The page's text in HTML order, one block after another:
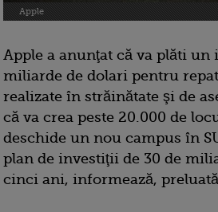
Apple
Apple a anunţat că va plăti un
miliarde de dolari pentru
realizate în străinătate şi de
că va crea peste 20.000 de
deschide un nou campus în
plan de investiţii de 30 de
cinci ani, informează,